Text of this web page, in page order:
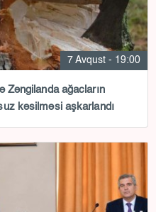
7 Avqust - 19:00
Zəngilanda ağacların
kəsilməsi aşkarlandı